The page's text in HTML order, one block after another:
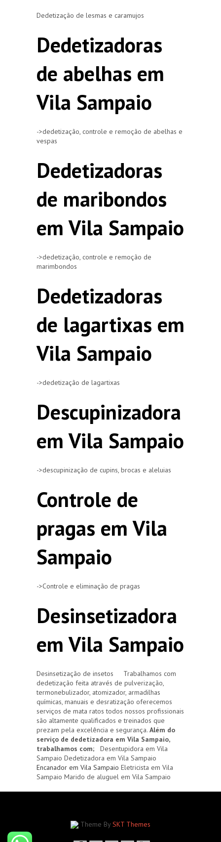
Dedetização de lesmas e caramujos
Dedetizadoras
de abelhas em
Vila Sampaio
->dedetização, controle e remoção de abelhas e
vespas
Dedetizadoras
de maribondos
em Vila Sampaio
->dedetização, controle e remoção de
marimbondos
Dedetizadoras
de lagartixas em
Vila Sampaio
->dedetização de lagartixas
Descupinizadora
em Vila Sampaio
->descupinização de cupins, brocas e aleluias
Controle de
pragas em Vila
Sampaio
->Controle e eliminação de pragas
Desinsetizadora
em Vila Sampaio
Desinsetização de insetos Trabalhamos com
dedetização feita através de pulverização,
termonebulizador, atomizador, armadilhas
químicas, manuais e desratização oferecemos
serviços de mata ratos todos nossos profissionais
são altamente qualificados e treinados que
prezam pela excelência e segurança. Além do
serviço de dedetizadora em Vila Sampaio,
trabalhamos com; Desentupidora em Vila
Sampaio Dedetizadora em Vila Sampaio
Encanador em Vila Sampaio Eletricista em Vila
Sampaio Marido de aluguel em Vila Sampaio
Theme By SKT Themes